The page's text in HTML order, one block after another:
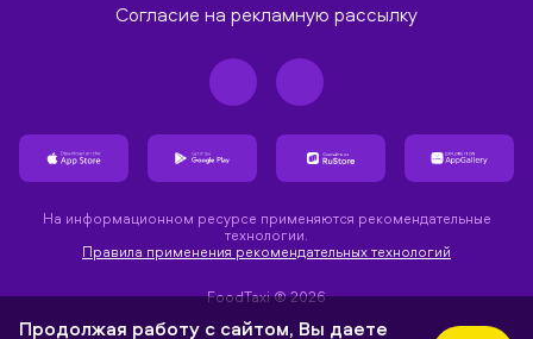
Согласие на рекламную рассылку
На информационном ресурсе применяются рекомендательные
технологии.
Правила применения рекомендательных технологий
FoodTaxi ® 2026
Продолжая работу с сайтом, Вы даете